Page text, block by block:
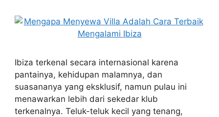
Ibiza terkenal secara internasional karena
pantainya, kehidupan malamnya, dan
suasananya yang eksklusif, namun pulau ini
menawarkan lebih dari sekedar klub
terkenalnya. Teluk-teluk kecil yang tenang,